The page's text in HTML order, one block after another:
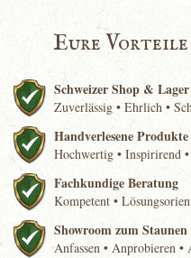
Eure
Schweizer Shop & Lager
Zuverlässig • Ehrlich •
Handverlesene Produkte
Hochwertig • Inspirirend
Fachkundige Beratung
Kompetent •
Showroom zum Staunen
Anfassen • Anprobieren •